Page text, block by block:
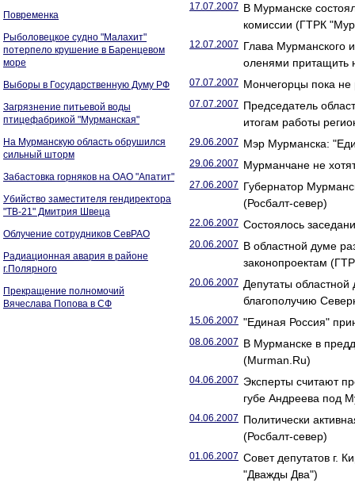
Повременка
Рыболовецкое судно "Малахит"
потерпело крушение в Баренцевом
море
Выборы в Государственную Думу РФ
Загрязнение питьевой воды
птицефабрикой "Мурманская"
На Мурманскую область обрушился
сильный шторм
Забастовка горняков на ОАО "Апатит"
Убийство заместителя гендиректора
"ТВ-21" Дмитрия Швеца
Облучение сотрудников СевРАО
Радиационная авария в районе
г.Полярного
Прекращение полномочий
Вячеслава Попова в СФ
17.07.2007 В Мурманске
комиссии (ГТРК
12.07.2007 Глава Мурманского
оленями притащить
07.07.2007 Мончегорцы пока не
07.07.2007 Председатель
итогам работы
29.06.2007 Мэр Мурманска:
29.06.2007 Мурманчане не
27.06.2007 Губернатор
(Росбалт-север)
22.06.2007 Состоялось
20.06.2007 В областной думе
законопроектам
20.06.2007 Депутаты
благополучию
15.06.2007 "Единая Россия"
08.06.2007 В Мурманске в
(Murman.Ru)
04.06.2007 Эксперты считают
губе Андреева под
04.06.2007 Политически
(Росбалт-север)
01.06.2007 Совет депутатов г.
"Дважды Два")